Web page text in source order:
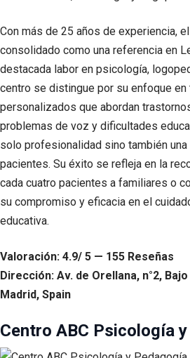
Con más de 25 años de experiencia, el
consolidado como una referencia en
destacada labor en psicología,
centro se distingue por su enfoque
personalizados que abordan
problemas de voz y dificultades
solo profesionalidad sino también
pacientes. Su éxito se refleja en la
cada cuatro pacientes a familiares o
su compromiso y eficacia en el
educativa.
Valoración: 4.9/ 5 — 155 Reseñas
Dirección: Av. de Orellana, n°2,
Madrid, Spain
Centro ABC Psicología